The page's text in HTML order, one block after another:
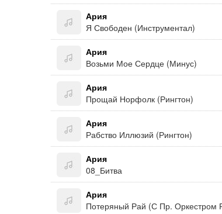
Ария
Я Свободен (Инструментал)
Ария
Возьми Мое Сердце (Минус)
Ария
Прощай Норфолк (Рингтон)
Ария
Рабство Иллюзий (Рингтон)
Ария
08_Битва
Ария
Потеряный Рай (С Пр. Оркестром